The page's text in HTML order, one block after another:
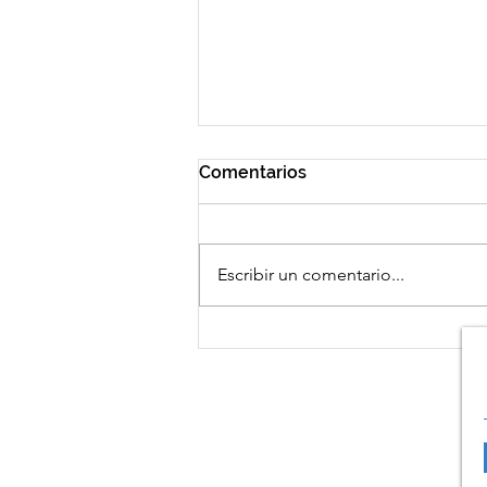
Comentarios
Escribir un comentario...